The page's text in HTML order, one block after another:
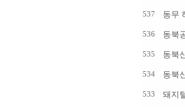
537 동무
536 동북
535 동북
534 동북
533 돼지